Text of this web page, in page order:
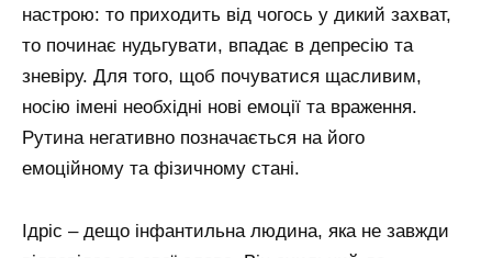
настрою: то приходить від чогось у дикий захват,
то починає нудьгувати, впадає в депресію та
зневіру. Для того, щоб почуватися щасливим,
носію імені необхідні нові емоції та враження.
Рутина негативно позначається на його
емоційному та фізичному стані.
Ідріс – дещо інфантильна людина, яка не завжди